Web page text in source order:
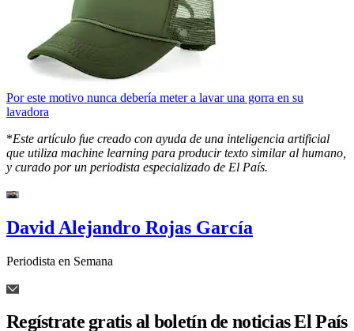
Por este motivo nunca debería meter a lavar una gorra en su
lavadora
*Este artículo fue creado con ayuda de una inteligencia artificial
que utiliza machine learning para producir texto similar al humano,
y curado por un periodista especializado de El País.
David Alejandro Rojas García
Periodista en Semana
Regístrate gratis al boletín de noticias El País